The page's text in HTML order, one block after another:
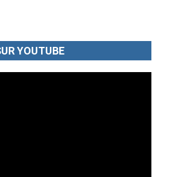
YOUTUBE